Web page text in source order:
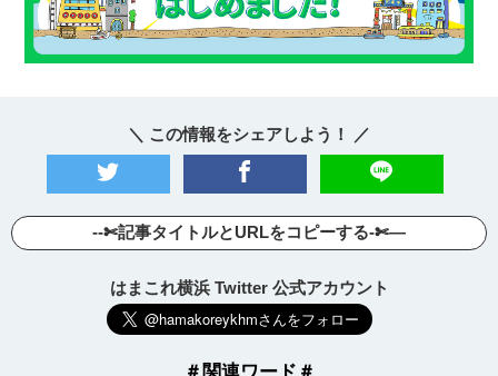
＼ この情報をシェアしよう！ ／
--✄記事タイトルとURLをコピーする-✄—
はまこれ横浜 Twitter 公式アカウント
＃関連ワード＃